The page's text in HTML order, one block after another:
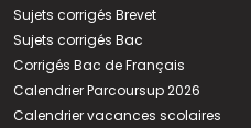
Sujets corrigés Brevet
Sujets corrigés Bac
Corrigés Bac de Français
Calendrier Parcoursup 2026
Calendrier vacances scolaires